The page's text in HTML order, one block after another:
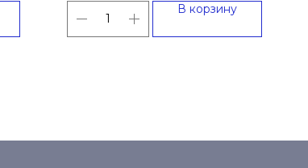
В корзину